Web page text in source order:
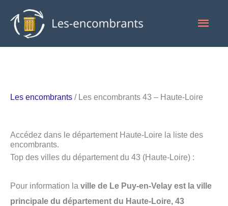
contenu
Les encombrants / Les encombrants 43 – Haute-Loire
Accédez dans le département Haute-Loire la liste des
encombrants.
Top des villes du département du 43 (Haute-Loire) :
Pour information la ville de Le Puy-en-Velay est la ville
principale du département du Haute-Loire, 43